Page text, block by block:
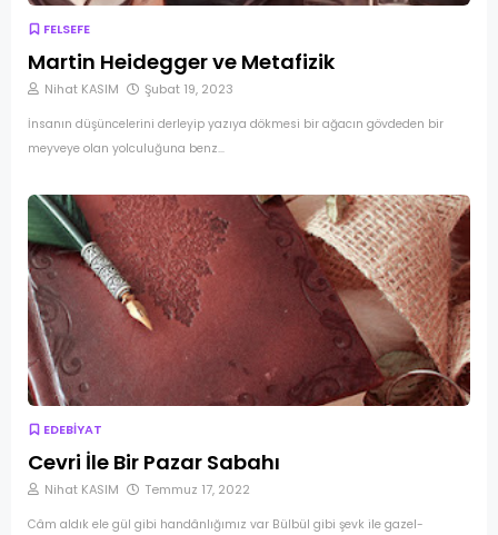
FELSEFE
Martin Heidegger ve Metafizik
Nihat KASIM Şubat 19, 2023
İnsanın düşüncelerini derleyip yazıya dökmesi bir ağacın gövdeden bir
meyveye olan yolculuğuna benz…
EDEBİYAT
Cevri İle Bir Pazar Sabahı
Nihat KASIM Temmuz 17, 2022
Câm aldık ele gül gibi handânlığımız var Bülbül gibi şevk ile gazel-